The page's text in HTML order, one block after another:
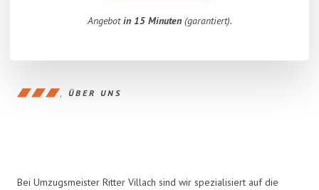
Angebotin 15 Minuten(garantiert).
ÜBER UNS
Bei Umzugsmeister Ritter Villach sind wir spezialisiert auf die